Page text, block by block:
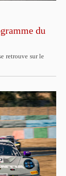
du
retrouve sur le